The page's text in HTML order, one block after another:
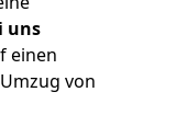
uns
einen
von